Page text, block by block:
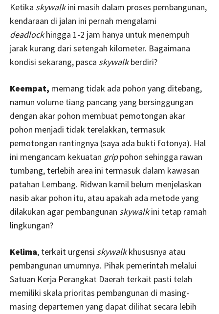
Ketika skywalkini masih dalam proses pembangunan,
kendaraan di jalan ini pernah mengalami
deadlockhingga 1-2 jam hanya untuk menempuh
jarak kurang dari setengah kilometer. Bagaimana
kondisi sekarang, pasca skywalkberdiri?
Keempat, memang tidak ada pohon yang ditebang,
namun volume tiang pancang yang bersinggungan
dengan akar pohon membuat pemotongan akar
pohon menjadi tidak terelakkan, termasuk
pemotongan rantingnya (saya ada bukti fotonya). Hal
ini mengancam kekuatan grippohon sehingga rawan
tumbang, terlebih area ini termasuk dalam kawasan
patahan Lembang. Ridwan kamil belum menjelaskan
nasib akar pohon itu, atau apakah ada metode yang
dilakukan agar pembangunan skywalkini tetap ramah
lingkungan?
Kelima, terkait urgensi skywalkkhususnya atau
pembangunan umumnya. Pihak pemerintah melalui
Satuan Kerja Perangkat Daerah terkait pasti telah
memiliki skala prioritas pembangunan di masing-
masing departemen yang dapat dilihat secara lebih